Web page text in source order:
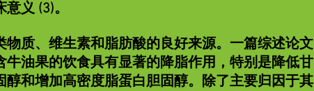
义 (3)。
质、维生素和脂肪酸的良好来源。一篇综述论文
油果的饮食具有显著的降脂作用，特别是降低甘
和增加高密度脂蛋白胆固醇。除了主要归因于其